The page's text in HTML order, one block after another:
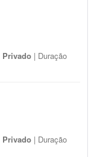
Privado | Duração
Privado | Duração